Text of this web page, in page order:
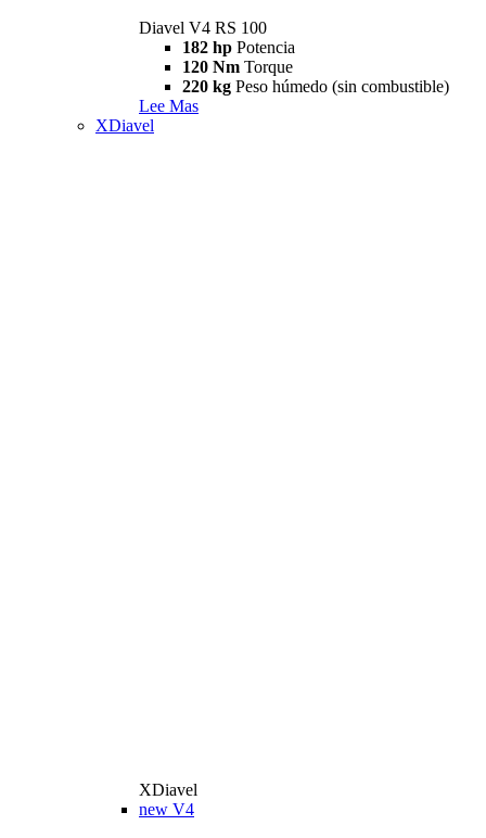
Diavel V4 RS 100
182 hp Potencia
120 Nm Torque
220 kg Peso húmedo (sin combustible)
Lee Mas
XDiavel
XDiavel
new V4